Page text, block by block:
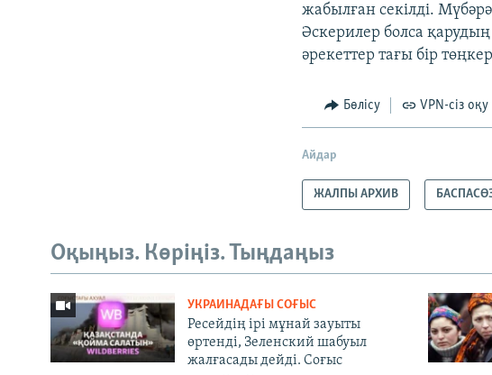
жабылған секілді.
Әскерилер болса
әрекеттер тағы бір
Бөлісу VPN-сіз оқу
Айдар
ЖАЛПЫ АРХИВ
Оқыңыз. Көріңіз. Тыңдаңыз
УКРАИНАДАҒЫ СОҒЫС
Ресейдің ірі мұнай зауыты
өртенді, Зеленский шабуыл
жалғасады дейді. Соғыс